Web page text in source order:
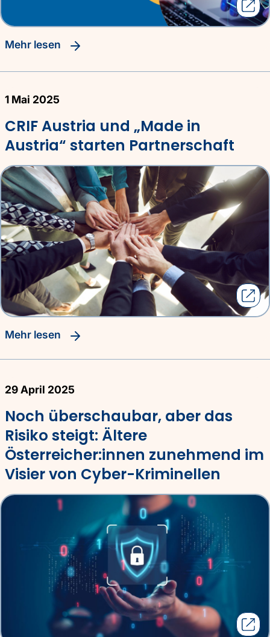
Mehr lesen
1 Mai 2025
CRIF Austria und „Made in
Austria“ starten Partnerschaft
Mehr lesen
29 April 2025
Noch überschaubar, aber das
Risiko steigt: Ältere
Österreicher:innen zunehmend im
Visier von Cyber-Kriminellen